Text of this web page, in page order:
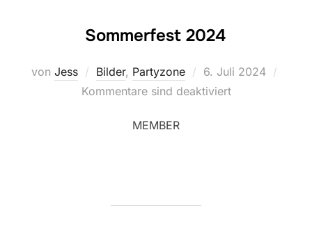
Sommerfest 2024
von Jess Bilder, Partyzone
Veröffentlicht
am
6. Juli 2024
Kommentare sind deaktiviert
MEMBER